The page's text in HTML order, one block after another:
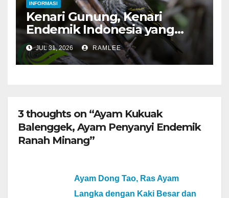
INFORMASI
Kenari Gunung, Kenari
Endemik Indonesia yang
Sangat Sulit Dipelihara
JUL 31, 2026 RAMLEE
3 thoughts on “Ayam Kukuak
Balenggek, Ayam Penyanyi Endemik
Ranah Minang”
Ayam Dong Tao, Ras Ayam
Langka dengan Kaki Besar dan